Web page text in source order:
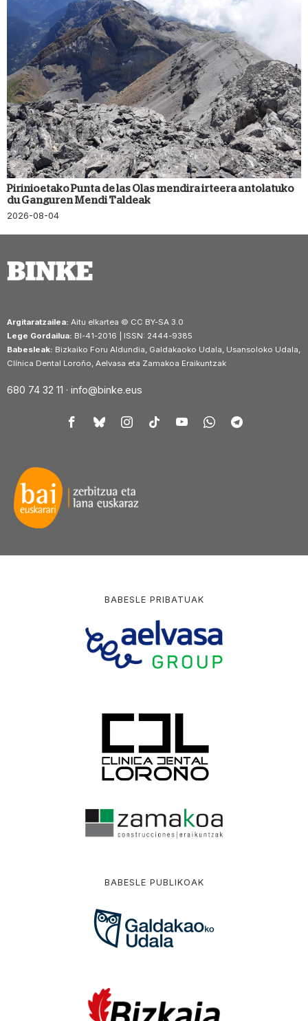
Pirinioetako Punta de las Olas mendira irteera antolatuko
du Ganguren Mendi Taldeak
2026-08-04
Argitaratzailea: Aitu elkartea © CC BY-SA 3.0
Lege Gordailua: BI-41-2016 | ISSN: 2444-9385
Babesleak: Bizkaiko Foru Aldundia, Galdakaoko Udala, Usansoloko Udala,
Clínica Dental Loroño, Aelvasa eta Zamakoa Eraikuntzak
680 74 32 11 · info@binke.eus
BABESLE PRIBATUAK
BABESLE PUBLIKOAK